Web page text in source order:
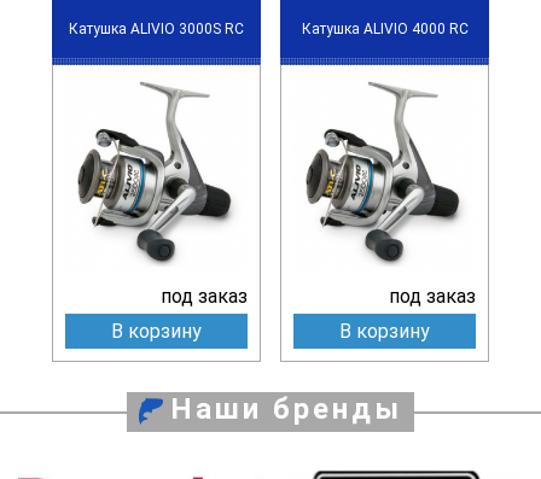
Катушка ALIVIO 3000S RC
под заказ
В корзину
Катушка ALIVIO 4000 RC
под заказ
В корзину
Наши бренды